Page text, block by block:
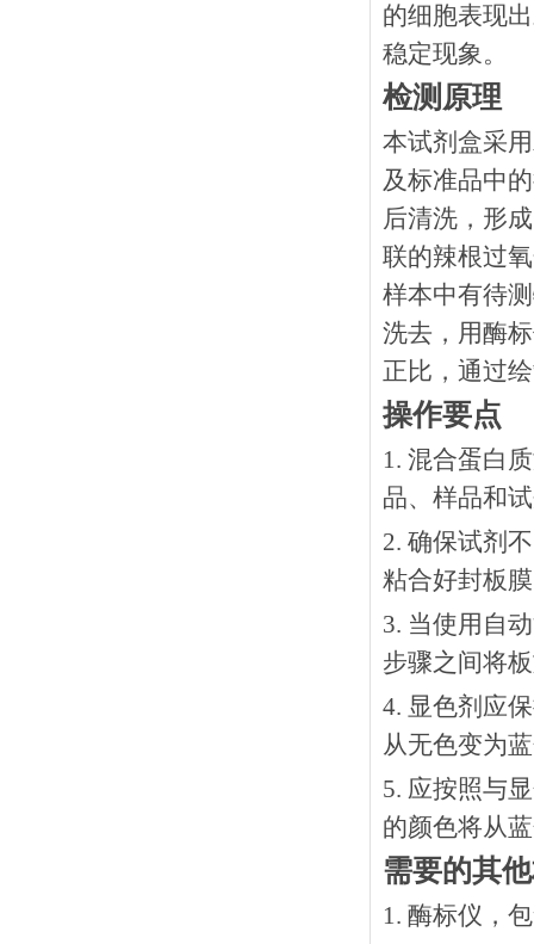
的细胞表现
稳定现象。
检测原理
本试剂盒采
及标准品中
后清洗，形成
联的辣根过
样本中有待
洗去，用酶
正比，通过
操作要点
1. 混合蛋白
品、样品和
2. 确保试剂
粘合好封板
3. 当使用自
步骤之间将
4. 显色剂应
从无色变为
5. 应按照与
的颜色将从
需要的其
1. 酶标仪，